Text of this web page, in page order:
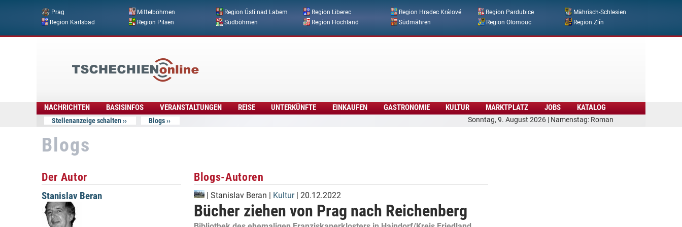
Direkt zum Inhalt
Prag Mittelböhmen Region Ústí nad Labem Region Liberec Region Hradec Králové Region Pardubice
Mährisch-Schlesien
Region Karlsbad
Region Pilsen Südböhmen Region Hochland Südmähren Region Olomouc Region Zlín
Sonntag, 9. August 2026 | Namenstag: Roman
Online
NACHRICHTEN BASISINFOS VERANSTALTUNGEN REISE UNTERKÜNFTE EINKAUFEN GASTRONOMIE KULTUR MARKTPLATZ JOBS KATALOG
Stellenanzeige schalten Blogs
Blogs
Der Autor
Stanislav Beran
Blogs-Autoren
| Stanislav Beran | Kultur| 20.12.2022
Bücher ziehen von Prag nach Reichenberg